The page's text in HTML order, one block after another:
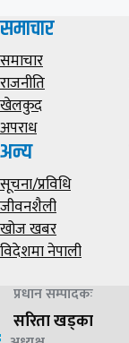
समाचार
समाचार
राजनीति
खेलकुद
अपराध
अन्य
सूचना/प्रविधि
जीवनशैली
खोज खबर
विदेशमा नेपाली
प्रधान सम्पादकः
सरिता खड्का